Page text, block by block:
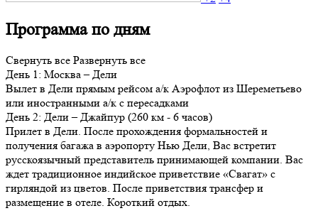
Программа по дням
Свернуть все Развернуть все
День 1: Москва – Дели
Вылет в Дели прямым рейсом а/к Аэрофлот из Шереметьево
или иностранными а/к с пересадками
День 2: Дели – Джайпур (260 км - 6 часов)
Прилет в Дели. После прохождения формальностей и
получения багажа в аэропорту Нью Дели, Вас встретит
русскоязычный представитель принимающей компании. Вас
ждет традиционное индийское приветствие «Свагат» с
гирляндой из цветов. После приветствия трансфер и
размещение в отеле. Короткий отдых.